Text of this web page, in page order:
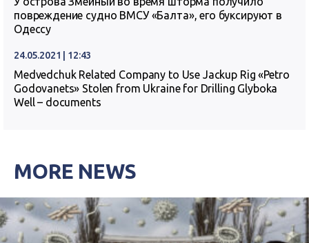
повреждение судно ВМСУ «Балта», его буксируют в
Одессу
24.05.2021 | 12:43
Medvedchuk Related Company to Use Jackup Rig «Petro
Godovanets» Stolen from Ukraine for Drilling Glyboka
Well – documents
MORE NEWS